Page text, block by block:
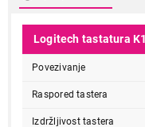
Logitech tastatura
Povezivanje
Raspored tastera
Izdržljivost tastera